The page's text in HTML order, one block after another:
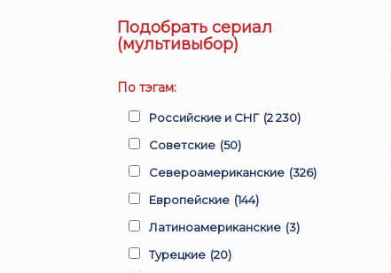
Подобрать сериал
(мультивыбор)
По тэгам:
Российские и СНГ (2 230)
Советские (50)
Североамериканские (326)
Европейские (144)
Латиноамериканские (3)
Турецкие (20)